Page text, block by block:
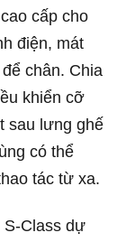
cấp cho
điện, mát
chân. Chia
khiển cỡ
sau lưng ghế
có thể
tác từ xa.
S-Class dự